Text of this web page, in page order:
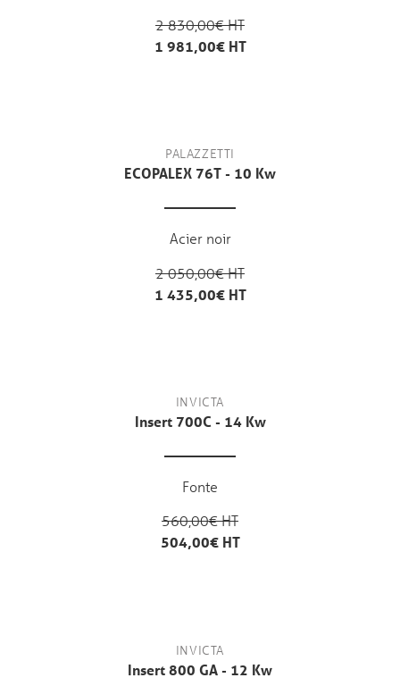
2 830,00€ HT
1 981,00€ HT
PALAZZETTI
ECOPALEX 76T - 10 Kw
Acier noir
2 050,00€ HT
1 435,00€ HT
INVICTA
Insert 700C - 14 Kw
Fonte
560,00€ HT
504,00€ HT
INVICTA
Insert 800 GA - 12 Kw